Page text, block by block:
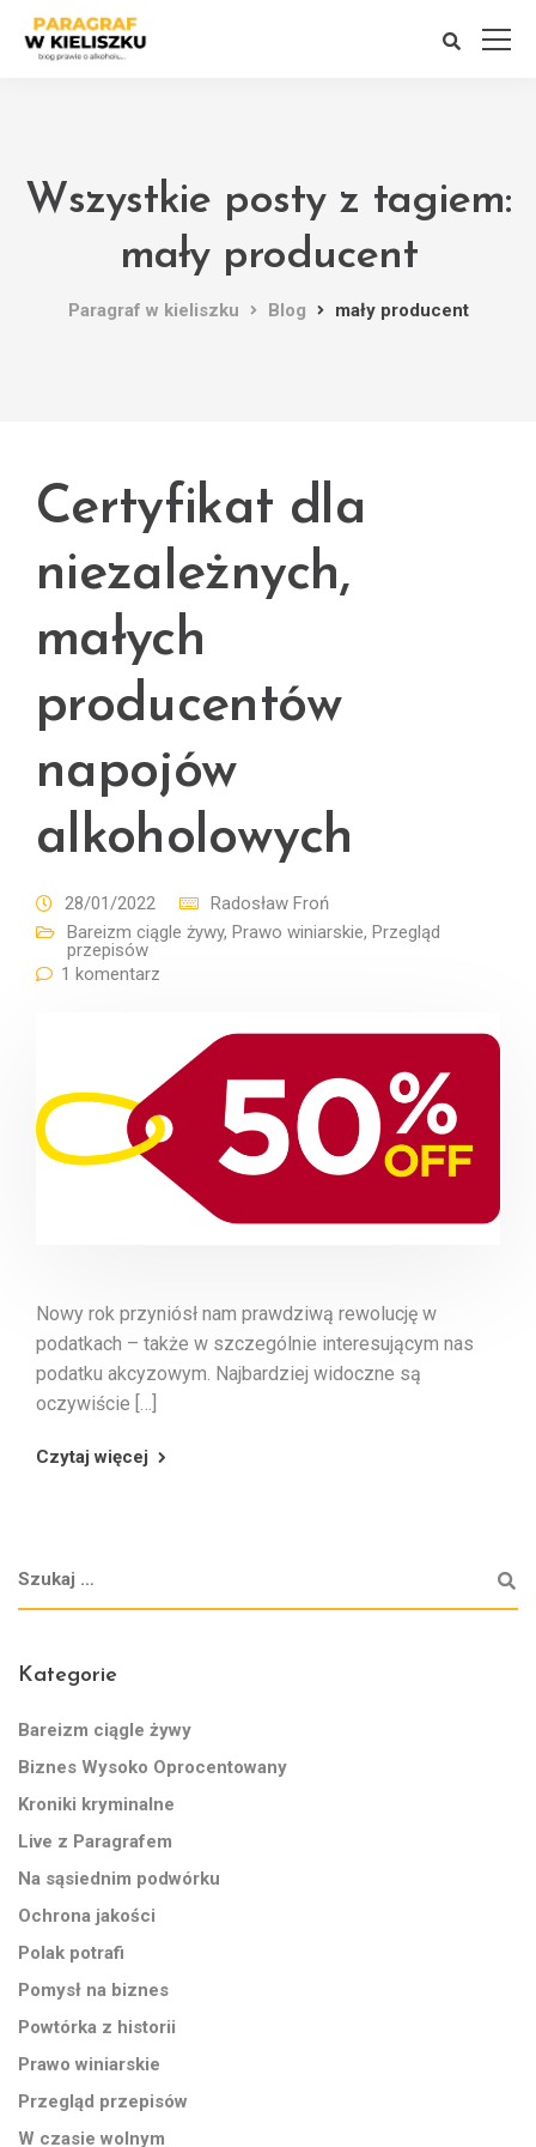
Wszystkie posty z tagiem:
mały producent
Paragraf w kieliszku Blog mały producent
Certyfikat dla
niezależnych,
małych
producentów
napojów
alkoholowych
28/01/2022
Radosław Froń
Bareizm ciągle żywy, Prawo winiarskie, Przegląd
przepisów
1 komentarz
Nowy rok przyniósł nam prawdziwą rewolucję w
podatkach – także w szczególnie interesującym nas
podatku akcyzowym. Najbardziej widoczne są
oczywiście […]
Czytaj więcej
Kategorie
Bareizm ciągle żywy
Biznes Wysoko Oprocentowany
Kroniki kryminalne
Live z Paragrafem
Na sąsiednim podwórku
Ochrona jakości
Polak potrafi
Pomysł na biznes
Powtórka z historii
Prawo winiarskie
Przegląd przepisów
W czasie wolnym